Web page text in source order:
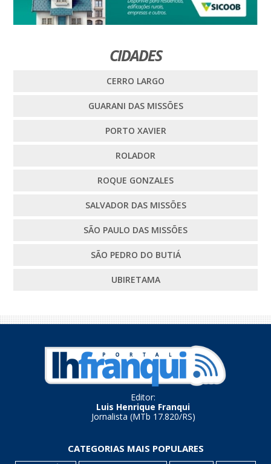
CIDADES
CERRO LARGO
GUARANI DAS MISSÕES
PORTO XAVIER
ROLADOR
ROQUE GONZALES
SALVADOR DAS MISSÕES
SÃO PAULO DAS MISSÕES
SÃO PEDRO DO BUTIÁ
UBIRETAMA
Editor:
Luis Henrique Franqui
Jornalista (MTb 17.820/RS)
CATEGORIAS MAIS POPULARES